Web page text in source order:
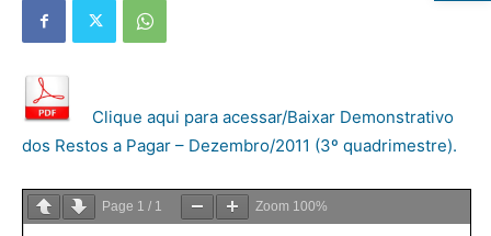
Clique aqui para acessar/Baixar Demonstrativo
dos Restos a Pagar – Dezembro/2011 (3º quadrimestre).
Page 1 / 1 Zoom 100%